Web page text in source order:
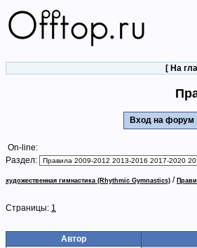
[ На
Вход на форум
On-line:
Раздел:
художественная гимнастика (Rhythmic Gymnastics) /
Страницы: 1
Автор